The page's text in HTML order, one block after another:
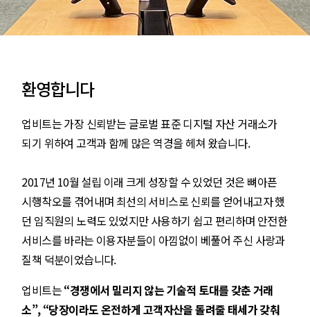
환영합니다
업비트는 가장 신뢰받는 글로벌 표준 디지털 자산 거래소가
되기 위하여 고객과 함께 많은 역경을 헤쳐 왔습니다.
2017년 10월 설립 이래 크게 성장할 수 있었던 것은 뼈아픈
시행착오를 겪어내며 최선의 서비스로 신뢰를 얻어내고자 했
던 임직원의 노력도 있었지만 사용하기 쉽고 편리하며 안전한
서비스를 바라는 이용자분들이 아낌없이 베풀어 주신 사랑과
질책 덕분이었습니다.
업비트는“경쟁에서 밀리지 않는 기술적 토대를 갖춘 거래
소”, “당장이라도 온전하게 고객자산을 돌려줄 태세가 갖춰